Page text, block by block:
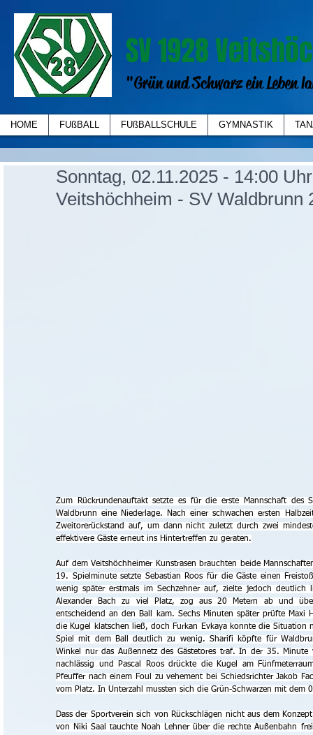
SV 1928
"Grün und Schwarz ein Leben
HOME FUßBALL FUßBALLSCHULE GYMNASTIK
Sonntag, 02.11.2025 - 14:00
Veitshöchheim - SV Waldbrunn
Zum Rückrundenauftakt setzte es für die erste Mannschaft des
Waldbrunn eine Niederlage. Nach einer schwachen ersten
Zweitorerückstand auf, um dann nicht zuletzt durch zwei
effektivere Gäste erneut ins Hintertreffen zu geraten.
Auf dem Veitshöchheimer Kunstrasen brauchten beide
19. Spielminute setzte Sebastian Roos für die Gäste einen
wenig später erstmals im Sechzehner auf, zielte jedoch
Alexander Bach zu viel Platz, zog aus 20 Metern ab und
entscheidend an den Ball kam. Sechs Minuten später prüfte Maxi
die Kugel klatschen ließ, doch Furkan Evkaya konnte die Situation
Spiel mit dem Ball deutlich zu wenig. Sharifi köpfte für
Winkel nur das Außennetz des Gästetores traf. In der 35. Minute
nachlässig und Pascal Roos drückte die Kugel am
Pfeuffer nach einem Foul zu vehement bei Schiedsrichter Jakob
vom Platz. In Unterzahl mussten sich die Grün-Schwarzen mit dem
Dass der Sportverein sich von Rückschlägen nicht aus dem
von Niki Saal tauchte Noah Lehner über die rechte Außenbahn